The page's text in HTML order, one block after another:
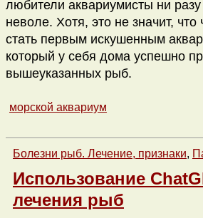
любители аквариумисты ни
неволе. Хотя, это не значит, что
стать первым искушенным
который у себя дома успешно
вышеуказанных рыб.
морской аквариум
Болезни рыб. Лечение, признаки,
Использование
лечения рыб